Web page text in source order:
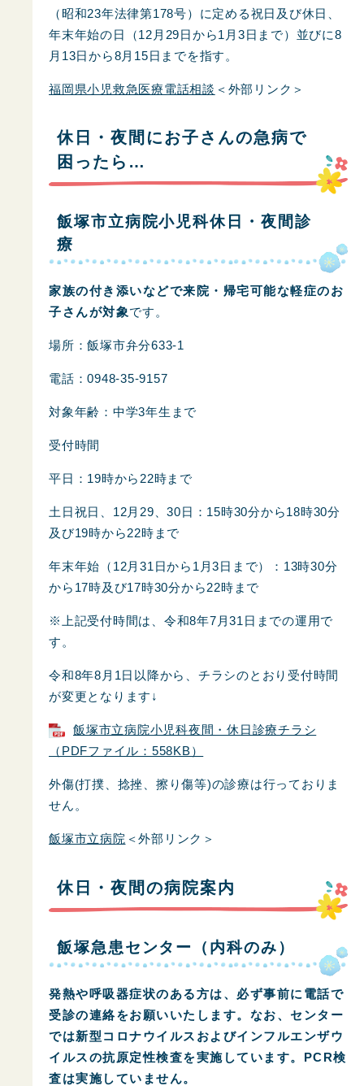
（昭和23年法律第178号）に定める祝日及び休日、
年末年始の日（12月29日から1月3日まで）並びに8
月13日から8月15日までを指す。
福岡県小児救急医療電話相談 ＜外部リンク＞
休日・夜間にお子さんの急病で
困ったら…
飯塚市立病院小児科休日・夜間診
療
家族の付き添いなどで来院・帰宅可能な軽症のお
子さんが対象です。
場所：飯塚市弁分633-1
電話：0948-35-9157
対象年齢：中学3年生まで
受付時間
平日：19時から22時まで
土日祝日、12月29、30日：15時30分から18時30分
及び19時から22時まで
年末年始（12月31日から1月3日まで）：13時30分
から17時及び17時30分から22時まで
※上記受付時間は、令和8年7月31日までの運用で
す。
令和8年8月1日以降から、チラシのとおり受付時間
が変更となります↓
飯塚市立病院小児科夜間・休日診療チラシ
（PDFファイル：558KB）
外傷(打撲、捻挫、擦り傷等)の診療は行っておりま
せん。
飯塚市立病院 ＜外部リンク＞
休日・夜間の病院案内
飯塚急患センター（内科のみ）
発熱や呼吸器症状のある方は、必ず事前に電話で
受診の連絡をお願いいたします。なお、センター
では新型コロナウイルスおよびインフルエンザウ
イルスの抗原定性検査を実施しています。PCR検
査は実施していません。